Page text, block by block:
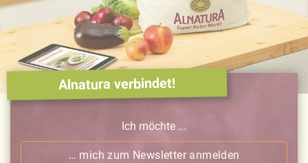
Alnatura verbindet!
Ich möchte ...
… mich zum Newsletter anmelden